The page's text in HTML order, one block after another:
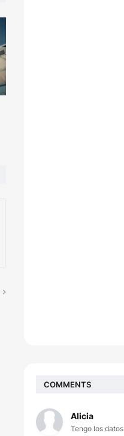
COMMENTS
Alicia
Tengo los datos